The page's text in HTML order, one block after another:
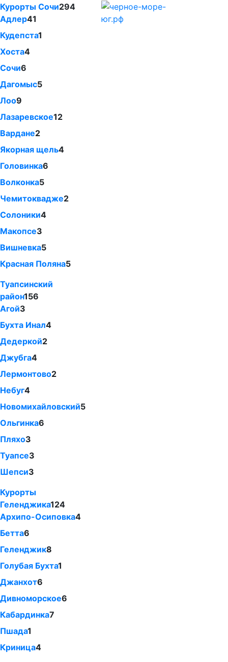
Курорты Сочи294
Адлер41
Кудепста1
Хоста4
Сочи6
Дагомыс5
Лоо9
Лазаревское12
Вардане2
Якорная щель4
Головинка6
Волконка5
Чемитоквадже2
Солоники4
Макопсе3
Вишневка5
Красная Поляна5
Туапсинский
район156
Агой3
Бухта Инал4
Дедеркой2
Джубга4
Лермонтово2
Небуг4
Новомихайловский5
Ольгинка6
Пляхо3
Туапсе3
Шепси3
Курорты
Геленджика124
Архипо-Осиповка4
Бетта6
Геленджик8
Голубая Бухта1
Джанхот6
Дивноморское6
Кабардинка7
Пшада1
Криница4